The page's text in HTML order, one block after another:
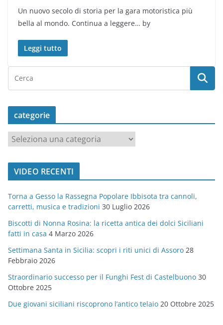
Un nuovo secolo di storia per la gara motoristica più
bella al mondo. Continua a leggere… by
Leggi tutto
categorie
t
o
r
i
e
VIDEO RECENTI
Torna a Gesso la Rassegna Popolare Ibbisota tra cannoli,
carretti, musica e tradizioni 30 Luglio 2026
Biscotti di Nonna Rosina: la ricetta antica dei dolci Siciliani
fatti in casa 4 Marzo 2026
Settimana Santa in Sicilia: scopri i riti unici di Assoro 28
Febbraio 2026
Straordinario successo per il Funghi Fest di Castelbuono 30
Ottobre 2025
Due giovani siciliani riscoprono l’antico telaio 20 Ottobre 2025